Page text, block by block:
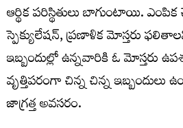
ఆర్థిక పరిస్థితులు బాగుంటాయి.
స్పెక్యులేషన్‌, ప్రణాళిక మోస్తరు
ఇబ్బందుల్లో ఉన్నవారికి ఓ మోస్తరు
వృత్తిపరంగా చిన్న చిన్న
జాగ్రత్త అవసరం.